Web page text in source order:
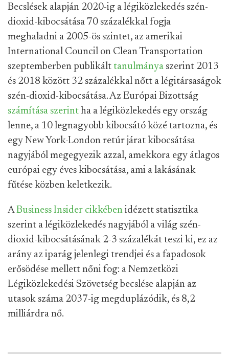
Becslések alapján 2020-ig a légiközlekedés szén-
dioxid-kibocsátása 70 százalékkal fogja
meghaladni a 2005-ös szintet, az amerikai
International Council on Clean Transportation
szeptemberben publikált tanulmánya szerint 2013
és 2018 között 32 százalékkal nőtt a légitársaságok
szén-dioxid-kibocsátása. Az Európai Bizottság
számítása szerint ha a légiközlekedés egy ország
lenne, a 10 legnagyobb kibocsátó közé tartozna, és
egy New York-London retúr járat kibocsátása
nagyjából megegyezik azzal, amekkora egy átlagos
európai egy éves kibocsátása, ami a lakásának
fűtése közben keletkezik.
ABusiness Insider cikkében idézett statisztika
szerint a légiközlekedés nagyjából a világ szén-
dioxid-kibocsátásának 2-3 százalékát teszi ki, ez az
arány az iparág jelenlegi trendjei és a fapadosok
erősödése mellett nőni fog: a Nemzetközi
Légiközlekedési Szövetség becslése alapján az
utasok száma 2037-ig megduplázódik, és 8,2
milliárdra nő.